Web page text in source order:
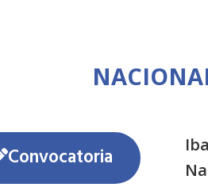
Convocatoria